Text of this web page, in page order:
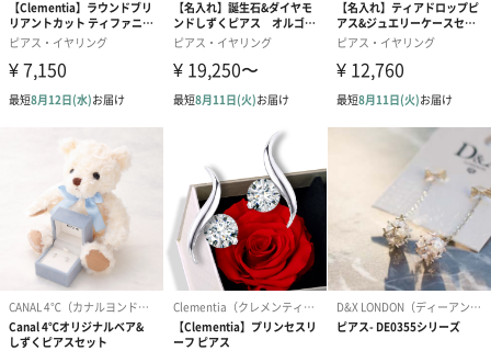
重さ
【ピアス】7g
【イヤリング】10g
パッケージに
ついて
同梱物：台紙
サイズ：幅48×奥行21×高さ93mm
総重量：【ピアス】10g/【イヤリング】13g
商品オプション情報
お届けボックスオプション
配送用のダンボールを装飾いたします。お相手のご住所に直接お